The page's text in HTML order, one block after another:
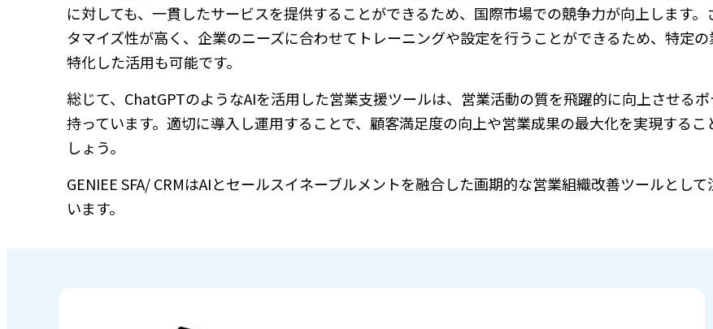
に対しても、一貫したサービスを提供することができるため、国際市場での競争力が向上します。
タマイズ性が高く、企業のニーズに合わせてトレーニングや設定を行うことができるため、特定
特化した活用も可能です。
総じて、ChatGPTのようなAIを活用した営業支援ツールは、営業活動の質を飛躍的に向上させる
持っています。適切に導入し運用することで、顧客満足度の向上や営業成果の最大化を実現するこ
しょう。
GENIEE SFA/ CRMはAIとセールスイネーブルメントを融合した画期的な営業組織改善ツールとし
います。